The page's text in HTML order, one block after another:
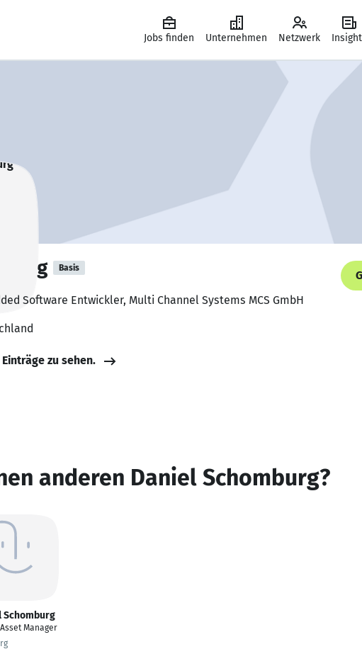
Jobs finden Unternehmen Netzwerk
Basis
Software Entwickler, Multi Channel Systems MCS GmbH
zu sehen.
anderen Daniel Schomburg?
Schomburg
Manager